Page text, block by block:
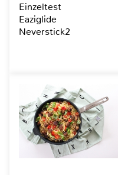
Einzeltest
Eaziglide
Neverstick2